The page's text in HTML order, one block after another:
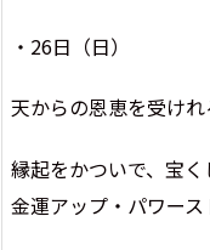
・26日（日）
天からの恩恵を受け
縁起をかついで、宝く
金運アップ・パワー